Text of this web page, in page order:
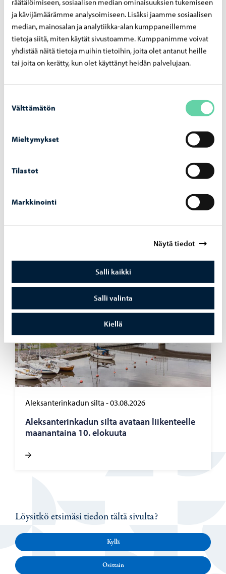
räätälöimiseen, sosiaalisen median ominaisuuksien tukemiseen
ja kävijämäärämme analysoimiseen. Lisäksi jaamme sosiaalisen
median, mainosalan ja analytiikka-alan kumppaneillemme
tietoja siitä, miten käytät sivustoamme. Kumppanimme voivat
yhdistää näitä tietoja muihin tietoihin, joita olet antanut heille
tai joita on kerätty, kun olet käyttänyt heidän palvelujaan.
valinta
Välttämätön
Mieltymykset
Tilastot
Markkinointi
Näytä tiedot
Salli kaikki
Salli valinta
Kiellä
2026
Op­pi­las­ko­nei­den verk­ko­tur­val­li­suut­ta vah­
vis­te­taan hait­ta­si­vus­to­jen la­taa­mi­sen es­tä­
väl­lä pal­ve­lul­la
Aleksanterinkadun silta -03.08.2026
Alek­san­te­rin­ka­dun silta ava­taan lii­ken­teel­le
maa­nan­tai­na 10. elo­kuu­ta
Löysitkö etsimäsi tiedon tältä sivulta?
Kyllä
Osittain